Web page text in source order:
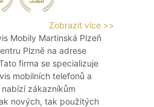
Zobrazit více >>
Mobily Martinská Plzeň
Plzně na adrese
firma se specializuje
mobilních telefonů a
zákazníkům
nových, tak použitých